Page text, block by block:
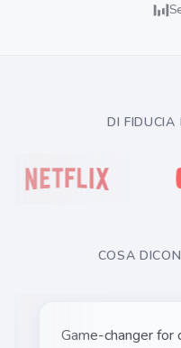
DI FIDUCIA
COSA
Game-